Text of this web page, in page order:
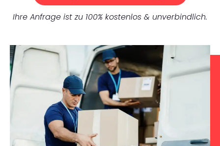
Ihre Anfrage ist zu 100% kostenlos & unverbindlich.